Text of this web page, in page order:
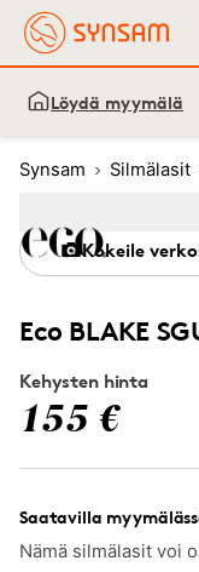
Löydä myymälä
Synsam Silmälasit
Eco BLAKE
Kehysten hinta
155 €
Saatavilla
Nämä silmälasit voi
Kokeile